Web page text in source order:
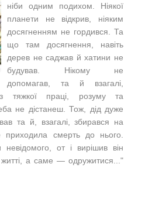
ніби одним подихом. Ніякої
планети не відкрив, ніяким
досягненням не гордився. Та
що там досягнення, навіть
дерев не саджав й хатини не
будував. Нікому не
допомагав, та й взагалі,
праці, розуму та
не дістанеш. Тож, дід дуже
та й, взагалі, збирався на
смерть до нього.
от і вирішив він
а саме — одружитися..."